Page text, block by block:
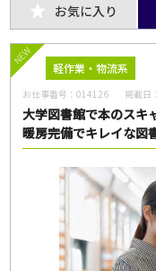
お気に入り
NEW
軽作業・物流系
お仕事番号：014126 掲載日：
大学図書館で本のスキ
暖房完備でキレイな図